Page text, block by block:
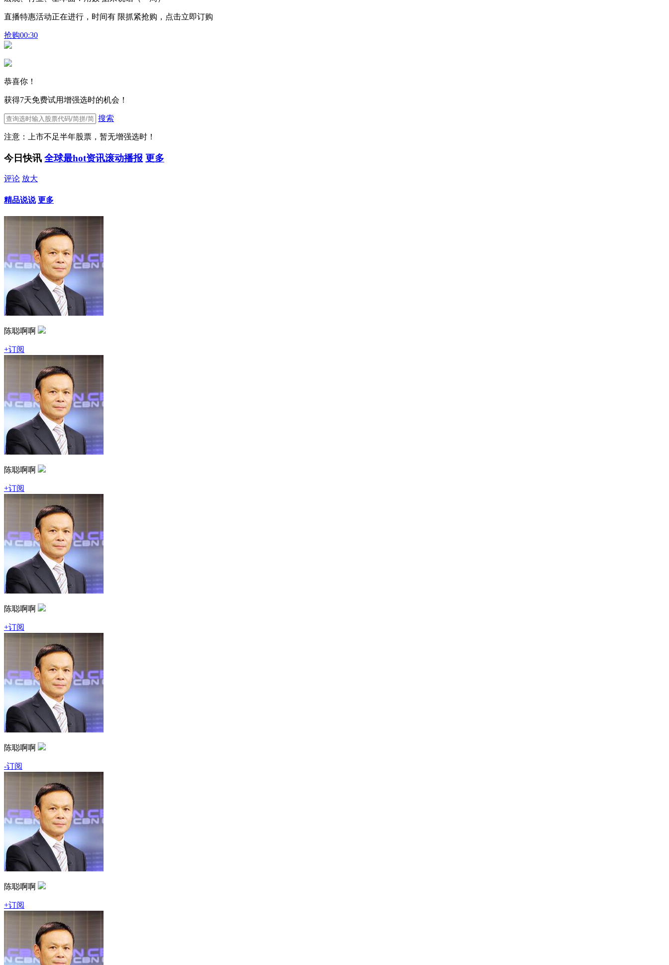
直播特惠活动正在进行，时间有 限抓紧抢购，点击立即订购
抢购00:30
恭喜你！
获得7天免费试用增强选时的机会！
搜索
注意：上市不足半年股票，暂无增强选时！
今日快讯 全球最hot资讯滚动播报 更多
评论 放大
精品说说 更多
陈聪啊啊
+订阅
陈聪啊啊
+订阅
陈聪啊啊
+订阅
陈聪啊啊
-订阅
陈聪啊啊
+订阅